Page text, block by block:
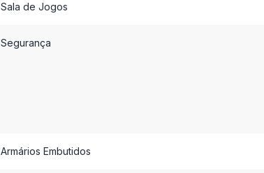
Sala de Jogos
Segurança
Armários Embutidos